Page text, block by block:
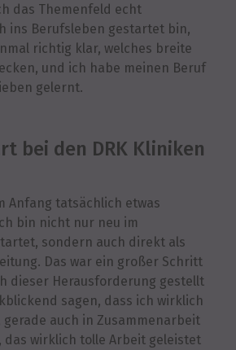
das Themenfeld echt
ins Berufsleben gestartet bin,
richtig klar, welches breite
und ich habe meinen Beruf
gelernt.
bei den DRK Kliniken
Anfang tatsächlich etwas
bin nicht nur neu im
sondern auch direkt als
Das war ein großer Schritt
dieser Herausforderung gestellt
sagen, dass ich wirklich
auch in Zusammenarbeit
das wirklich tolle Arbeit geleistet